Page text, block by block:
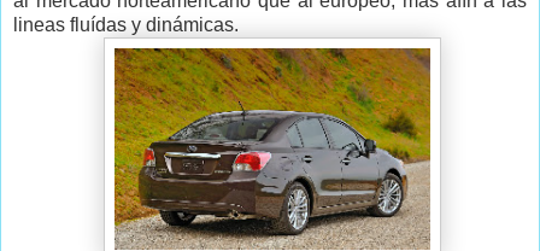
lineas fluídas y dinámicas.